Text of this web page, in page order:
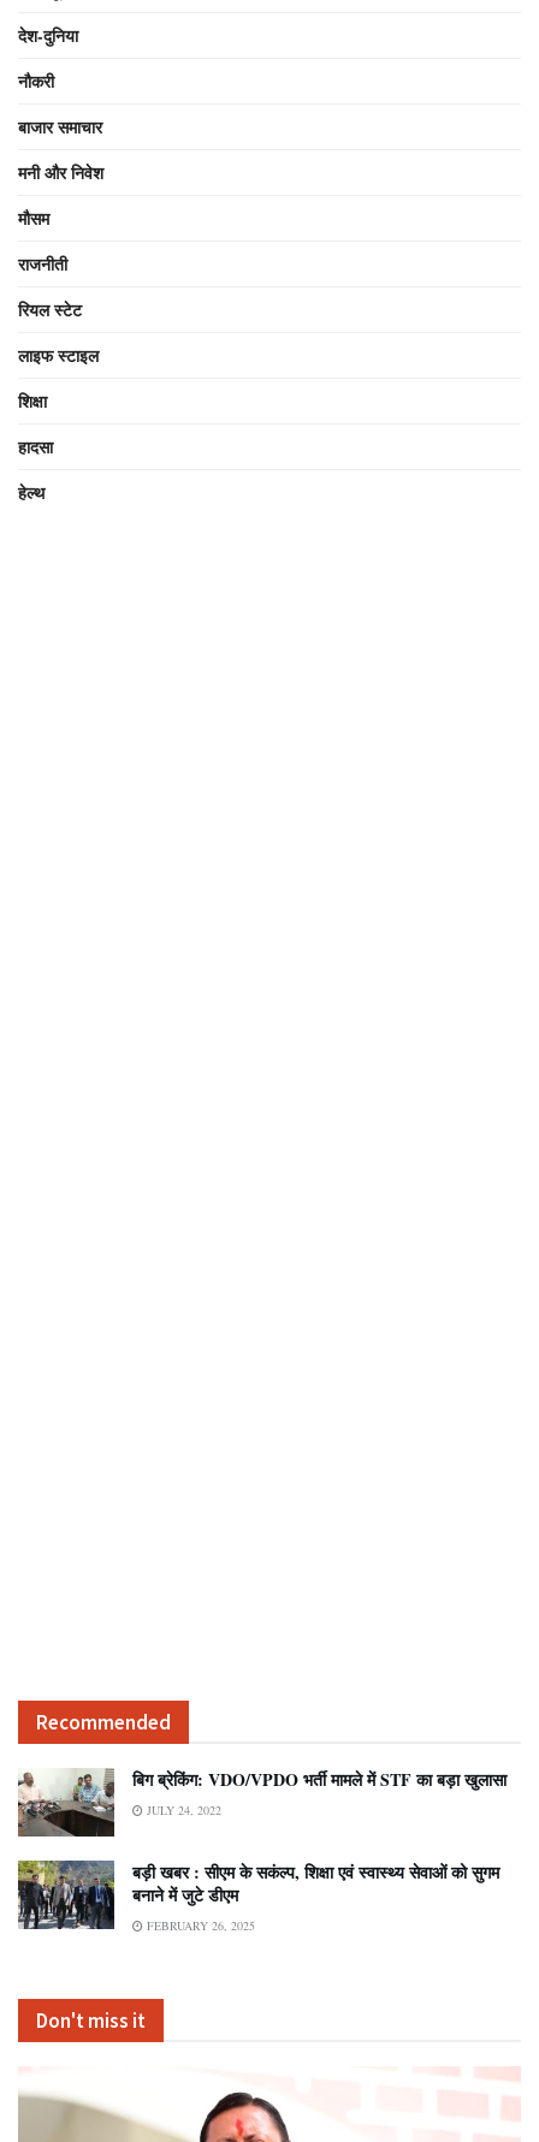
देश-दुनिया
नौकरी
बाजार समाचार
मनी और निवेश
मौसम
राजनीती
रियल स्टेट
लाइफ स्टाइल
शिक्षा
हादसा
हेल्थ
Recommended
बिग ब्रेकिंग: VDO/VPDO भर्ती मामले में STF का बड़ा खुलासा
JULY 24, 2022
बड़ी खबर : सीएम के सकंल्प, शिक्षा एवं स्वास्थ्य सेवाओं को सुगम
बनाने में जुटे डीएम
FEBRUARY 26, 2025
Don't miss it